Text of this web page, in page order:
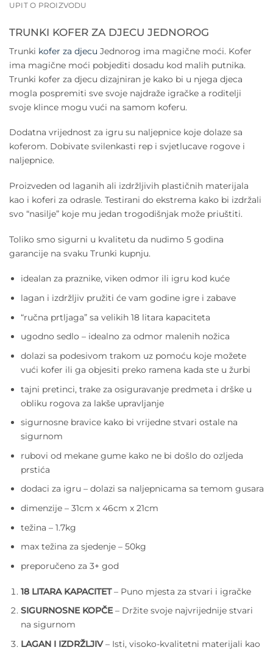
UPIT O PROIZVODU
TRUNKI KOFER ZA DJECU JEDNOROG
Trunki kofer za djecu Jednorog ima magične moći. Kofer
ima magične moći pobjediti dosadu kod malih putnika.
Trunki kofer za djecu dizajniran je kako bi u njega djeca
mogla pospremiti sve svoje najdraže igračke a roditelji
svoje klince mogu vući na samom koferu.
Dodatna vrijednost za igru su naljepnice koje dolaze sa
koferom. Dobivate svilenkasti rep i svjetlucave rogove i
naljepnice.
Proizveden od laganih ali izdržljivih plastičnih materijala
kao i koferi za odrasle. Testirani do ekstrema kako bi izdržali
svo “nasilje” koje mu jedan trogodišnjak može priuštiti.
Toliko smo sigurni u kvalitetu da nudimo 5 godina
garancije na svaku Trunki kupnju.
idealan za praznike, viken odmor ili igru kod kuće
lagan i izdržljiv pružiti će vam godine igre i zabave
“ručna prtljaga” sa velikih 18 litara kapaciteta
ugodno sedlo – idealno za odmor malenih nožica
dolazi sa podesivom trakom uz pomoću koje možete
vući kofer ili ga objesiti preko ramena kada ste u žurbi
tajni pretinci, trake za osiguravanje predmeta i drške u
obliku rogova za lakše upravljanje
sigurnosne bravice kako bi vrijedne stvari ostale na
sigurnom
rubovi od mekane gume kako ne bi došlo do ozljeda
prstića
dodaci za igru – dolazi sa naljepnicama sa temom gusara
dimenzije – 31cm x 46cm x 21cm
težina – 1.7kg
max težina za sjedenje – 50kg
preporučeno za 3+ god
18 LITARA KAPACITET– Puno mjesta za stvari i igračke
SIGURNOSNE KOPČE– Držite svoje najvrijednije stvari
na sigurnom
LAGAN I IZDRŽLJIV– Isti, visoko-kvalitetni materijali kao